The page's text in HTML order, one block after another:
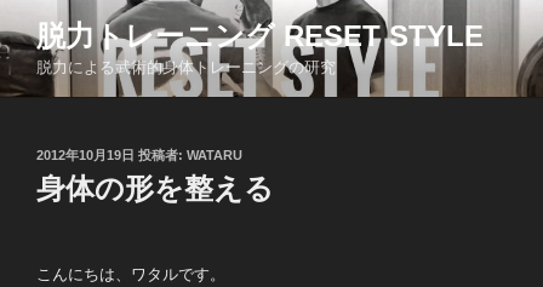
ン
テ
ン
脱力トレーニング RESET STYLE
脱力による武術的身体トレーニングの研究
投
稿
日:
2012年10月19日 投稿者: WATARU
身体の形を整える
こんにちは、ワタルです。